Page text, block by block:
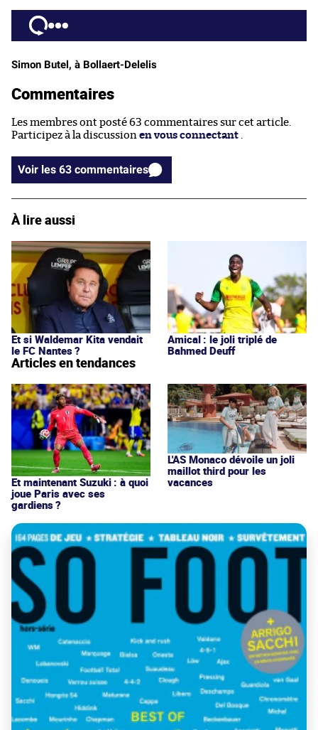
Simon Butel, à Bollaert-Delelis
Commentaires
Les membres ont posté 63 commentaires sur cet article.
Participez à la discussion en vous connectant
Voir les 63 commentaires
À lire aussi
Et si Waldemar Kita vendait
le FC Nantes ?
Amical : le joli triplé de
Bahmed Deuff
Articles en tendances
Et maintenant Suzuki : à quoi
joue Paris avec ses
gardiens ?
L'AS Monaco dévoile un joli
maillot third pour les
vacances